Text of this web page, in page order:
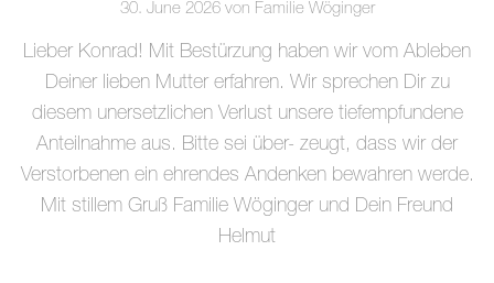
30. June 2026 von Familie Wöginger
Lieber Konrad! Mit Bestürzung haben wir vom Ableben
Deiner lieben Mutter erfahren. Wir sprechen Dir zu
diesem unersetzlichen Verlust unsere tiefempfundene
Anteilnahme aus. Bitte sei über- zeugt, dass wir der
Verstorbenen ein ehrendes Andenken bewahren werde.
Mit stillem Gruß Familie Wöginger und Dein Freund
Helmut